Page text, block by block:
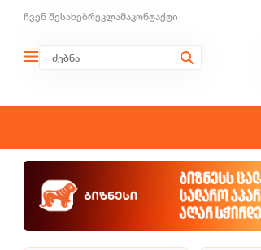
ჩვენ შესახებრეკლამაკონტაქტი